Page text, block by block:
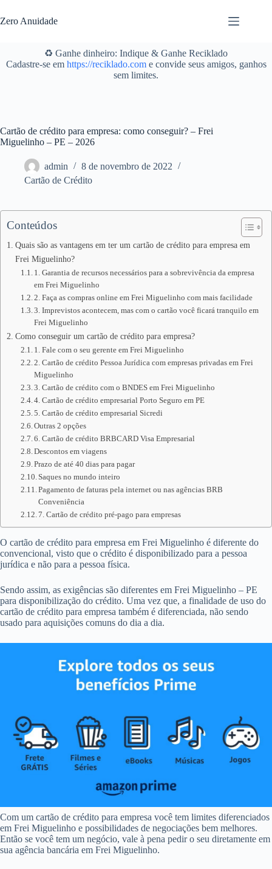
para
o
Zero Anuidade
♻️ Ganhe dinheiro: Indique & Ganhe Reciklado
Cadastre-se em https://reciklado.come convide seus amigos, ganhos
sem limites.
Cartão de crédito para empresa: como conseguir? – Frei
Miguelinho – PE – 2026
admin
8 de novembro de 2022
Cartão de Crédito
Conteúdos
Quais são as vantagens em ter um cartão de crédito para empresa em
Frei Miguelinho?
1. Garantia de recursos necessários para a sobrevivência da empresa
em Frei Miguelinho
2. Faça as compras online em Frei Miguelinho com mais facilidade
3. Imprevistos acontecem, mas com o cartão você ficará tranquilo em
Frei Miguelinho
Como conseguir um cartão de crédito para empresa?
1. Fale com o seu gerente em Frei Miguelinho
2. Cartão de crédito Pessoa Jurídica com empresas privadas em Frei
Miguelinho
3. Cartão de crédito com o BNDES em Frei Miguelinho
4. Cartão de crédito empresarial Porto Seguro em PE
5. Cartão de crédito empresarial Sicredi
Outras 2 opções
6. Cartão de crédito BRBCARD Visa Empresarial
Descontos em viagens
Prazo de até 40 dias para pagar
Saques no mundo inteiro
Pagamento de faturas pela internet ou nas agências BRB
Conveniência
7. Cartão de crédito pré-pago para empresas
O cartão de crédito para empresa em Frei Miguelinho é diferente do
convencional, visto que o crédito é disponibilizado para a pessoa
jurídica e não para a pessoa física.
Sendo assim, as exigências são diferentes em Frei Miguelinho – PE
para disponibilização do crédito. Uma vez que, a finalidade de uso do
cartão de crédito para empresa também é diferenciada, não sendo
usado para aquisições comuns do dia a dia.
Com um cartão de crédito para empresa você tem limites diferenciados
em Frei Miguelinho e possibilidades de negociações bem melhores.
Então se você tem um negócio, vale à pena pedir o seu diretamente em
sua agência bancária em Frei Miguelinho.